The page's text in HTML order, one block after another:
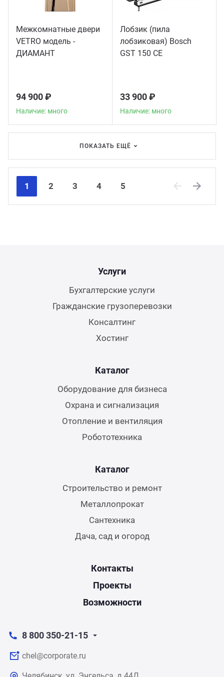
Межкомнатные двери
VETRO модель -
ДИАМАНТ
94 900 ₽
Наличие: много
Лобзик (пила
лобзиковая) Bosch
GST 150 CE
33 900 ₽
Наличие: много
ПОКАЗАТЬ ЕЩЁ
1 2 3 4
5
Услуги
Бухгалтерские услуги
Гражданские грузоперевозки
Консалтинг
Хостинг
Каталог
Оборудование для бизнеса
Охрана и сигнализация
Отопление и вентиляция
Робототехника
Каталог
Строительство и ремонт
Металлопрокат
Сантехника
Дача, сад и огород
Контакты
Проекты
Возможности
8 800 350-21-15
chel@corporate.ru